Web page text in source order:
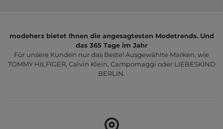
modeherz bietet Ihnen die angesagtesten Modetrends. Und
das 365 Tage im Jahr
Für unsere Kunden nur das Beste! Ausgewählte Marken, wie
TOMMY HILFIGER, Calvin Klein, Campomaggi oder LIEBESKIND
BERLIN.